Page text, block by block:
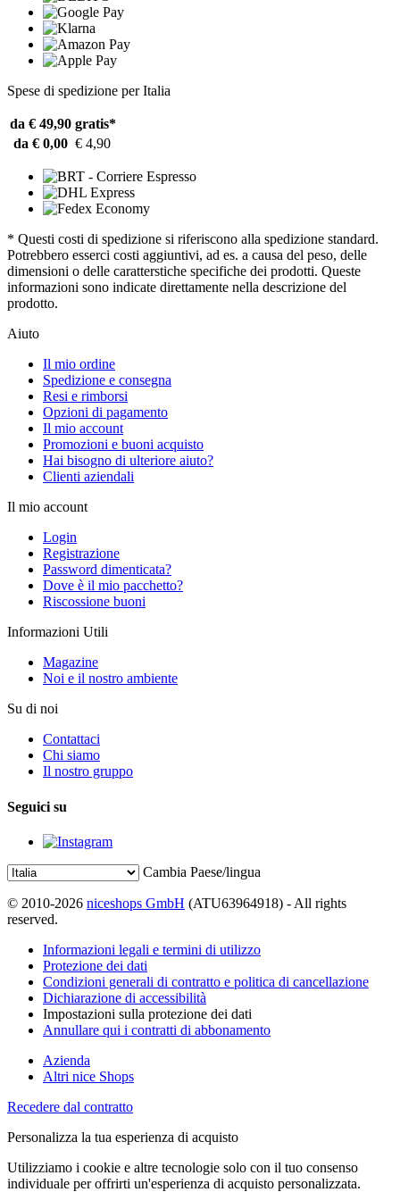
Spese di spedizione per Italia
da € 49,90 gratis*
da € 0,00 € 4,90
* Questi costi di spedizione si riferiscono alla spedizione standard.
Potrebbero esserci costi aggiuntivi, ad es. a causa del peso, delle
dimensioni o delle caratterstiche specifiche dei prodotti. Queste
informazioni sono indicate direttamente nella descrizione del
prodotto.
Aiuto
Il mio ordine
Spedizione e consegna
Resi e rimborsi
Opzioni di pagamento
Il mio account
Promozioni e buoni acquisto
Hai bisogno di ulteriore aiuto?
Clienti aziendali
Il mio account
Login
Registrazione
Password dimenticata?
Dove è il mio pacchetto?
Riscossione buoni
Informazioni Utili
Magazine
Noi e il nostro ambiente
Su di noi
Contattaci
Chi siamo
Il nostro gruppo
Seguici su
Cambia Paese/lingua
© 2010-2026 niceshops GmbH (ATU63964918) - All rights
reserved.
Informazioni legali e termini di utilizzo
Protezione dei dati
Condizioni generali di contratto e politica di cancellazione
Dichiarazione di accessibilità
Impostazioni sulla protezione dei dati
Annullare qui i contratti di abbonamento
Azienda
Altri nice Shops
Recedere dal contratto
Personalizza la tua esperienza di acquisto
Utilizziamo i cookie e altre tecnologie solo con il tuo consenso
individuale per offrirti un'esperienza di acquisto personalizzata.